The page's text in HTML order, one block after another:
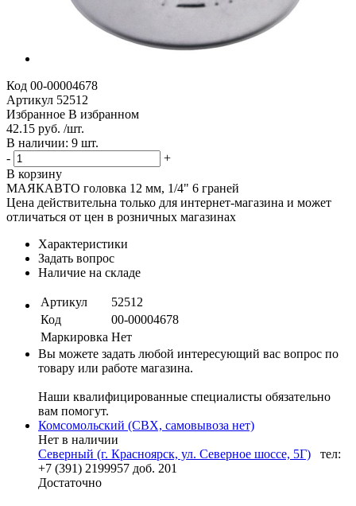
Код 00-00004678
Артикул 52512
Избранное В избранном
42.15 руб. /шт.
В наличии: 9 шт.
-
+
В корзину
МАЯКАВТО головка 12 мм, 1/4" 6 граней
Цена действительна только для интернет-магазина и может
отличаться от цен в розничных магазинах
Характеристики
Задать вопрос
Наличие на складе
Артикул
52512
Код
00-00004678
Маркировка Нет
Вы можете задать любой интересующий вас вопрос по
товару или работе магазина.
Наши квалифицированные специалисты обязательно
вам помогут.
Комсомольский (СВХ, самовывоза нет)
Нет в наличии
Северный (г. Красноярск, ул. Северное шоссе, 5Г)
тел:
+7 (391) 2199957 доб. 201
Достаточно